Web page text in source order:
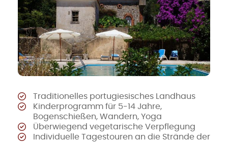
Traditionelles portugiesisches Landhaus
Kinderprogramm für 5-14 Jahre,
Bogenschießen, Wandern, Yoga
Überwiegend vegetarische Verpflegung
Individuelle Tagestouren an die Strände der